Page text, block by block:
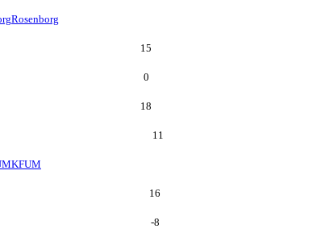
Rosenborg
15
0
18
11
KFUM
16
-8